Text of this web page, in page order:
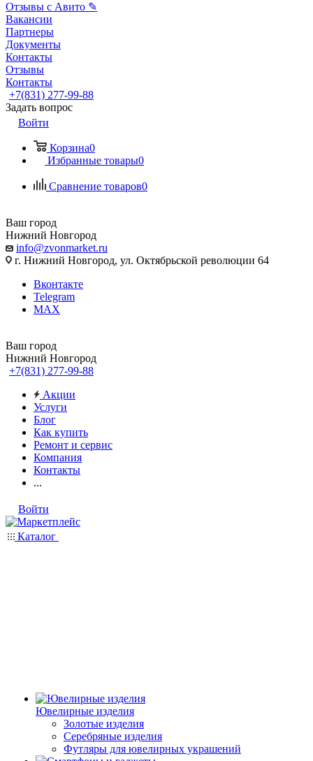
Отзывы с Авито ✎
Вакансии
Партнеры
Документы
Контакты
Отзывы
Контакты
+7(831) 277-99-88
Задать вопрос
Войти
Корзина0
Избранные товары0
Сравнение товаров0
Ваш город
Нижний Новгород
info@zvonmarket.ru
г. Нижний Новгород, ул. Октябрьской революции 64
Вконтакте
Telegram
MAX
Ваш город
Нижний Новгород
+7(831) 277-99-88
Акции
Услуги
Блог
Как купить
Ремонт и сервис
Компания
Контакты
...
Войти
Каталог
Ювелирные изделия
Золотые изделия
Серебряные изделия
Футляры для ювелирных украшений